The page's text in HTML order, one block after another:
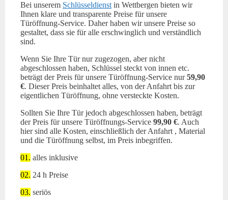
Bei unserem Schlüsseldienst in Wettbergen bieten wir
Ihnen klare und transparente Preise für unsere
Türöffnung-Service. Daher haben wir unsere Preise so
gestaltet, dass sie für alle erschwinglich und verständlich
sind.
Wenn Sie Ihre Tür nur zugezogen, aber nicht
abgeschlossen haben, Schlüssel steckt von innen etc.
beträgt der Preis für unsere Türöffnung-Service nur59,90
€. Dieser Preis beinhaltet alles, von der Anfahrt bis zur
eigentlichen Türöffnung, ohne versteckte Kosten.
Sollten Sie Ihre Tür jedoch abgeschlossen haben, beträgt
der Preis für unsere Türöffnungs-Service 99,90 €. Auch
hier sind alle Kosten, einschließlich der Anfahrt , Material
und die Türöffnung selbst, im Preis inbegriffen.
01. alles inklusive
02. 24 h Preise
03. seriös